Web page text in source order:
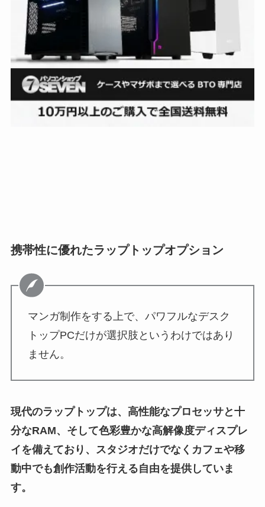
携帯性に優れたラップトップオプション
マンガ制作をする上で、パワフルなデスク
トップPCだけが選択肢というわけではあり
ません。
現代のラップトップは、高性能なプロセッサと十
分なRAM、そして色彩豊かな高解像度ディスプレ
イを備えており、スタジオだけでなくカフェや移
動中でも創作活動を行える自由を提供していま
す。